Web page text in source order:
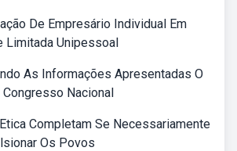
De Empresário Individual Em
Limitada Unipessoal
As Informações Apresentadas O
Nacional
Completam Se Necessariamente
Os Povos